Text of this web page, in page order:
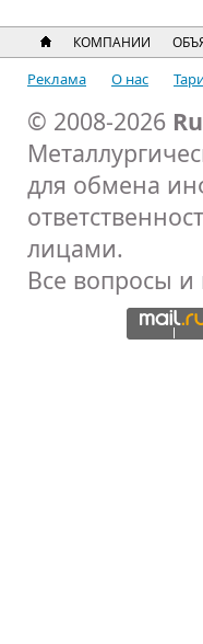
КОМПАНИИ
Реклама О нас
© 2008-2026
для обмена
лицами.
Все вопросы